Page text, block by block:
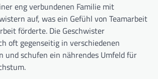
eng verbundenen Familie mit
auf, was ein Gefühl von Teamarbeit
förderte. Die Geschwister
oft gegenseitig in verschiedenen
und schufen ein nährendes Umfeld für